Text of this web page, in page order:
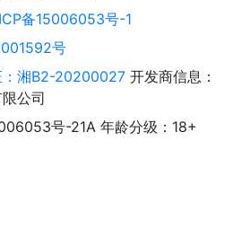
备15006053号-1
号
：湘B2-20200027 开发商信息：
公司
号-21A 年龄分级：18+